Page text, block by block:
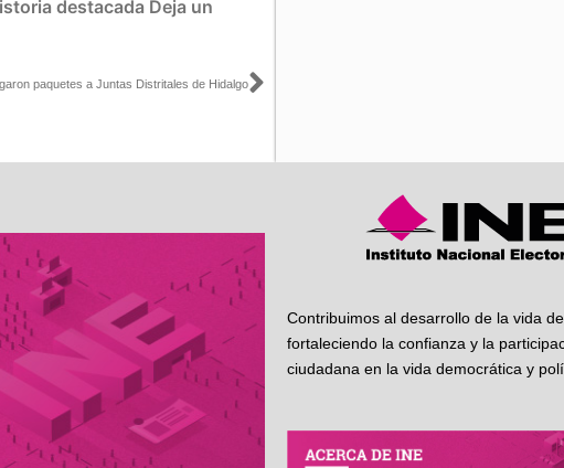
destacada Deja un
paquetes a Juntas Distritales de HidalgoSiguiente
Contribuimos al desarrollo de la vida
fortaleciendo la confianza y la
ciudadana en la vida democrática y